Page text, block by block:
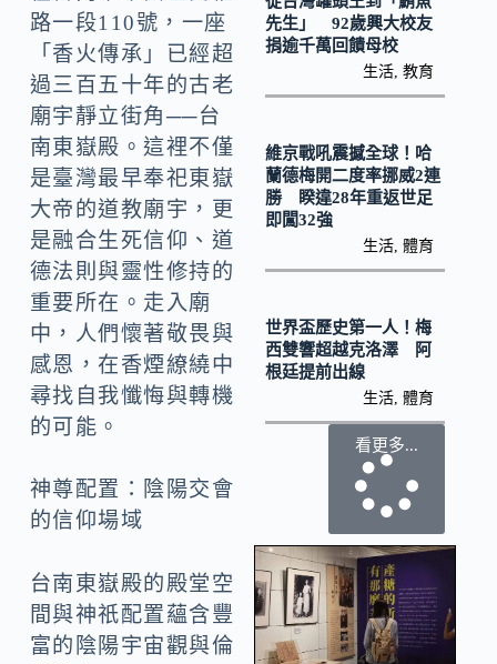
路一段110號，一座
「香火傳承」已經超
過三百五十年的古老
廟宇靜立街角──台
南東嶽殿。這裡不僅
是臺灣最早奉祀東嶽
大帝的道教廟宇，更
是融合生死信仰、道
德法則與靈性修持的
重要所在。走入廟
中，人們懷著敬畏與
感恩，在香煙繚繞中
尋找自我懺悔與轉機
的可能。
神尊配置：陰陽交會
的信仰場域
台南東嶽殿的殿堂空
間與神祇配置蘊含豐
富的陰陽宇宙觀與倫
先生」 92歲興大校友
捐逾千萬回饋母校
生活 ,教育
維京戰吼震撼全球！哈
蘭德梅開二度率挪威2連
勝 睽違28年重返世足
即闖32強
生活 ,體育
世界盃歷史第一人！梅
西雙響超越克洛澤 阿
根廷提前出線
生活 ,體育
看更多...